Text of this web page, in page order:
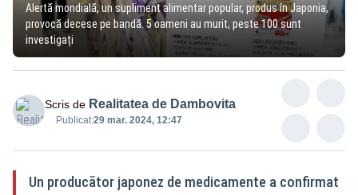
Alertă mondială, un supliment alimentar popular, produs în Japonia,
provocă decese pe bandă. 5 oameni au murit, peste 100 sunt
investigați
Scris de Realitatea de Dambovita
Publicat:29 mar. 2024, 12:47
Un producător japonez de medicamente a confirmat